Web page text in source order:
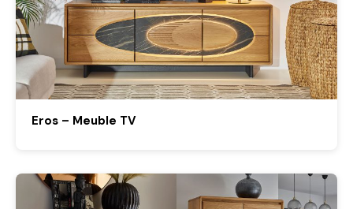
Eros – Meuble TV